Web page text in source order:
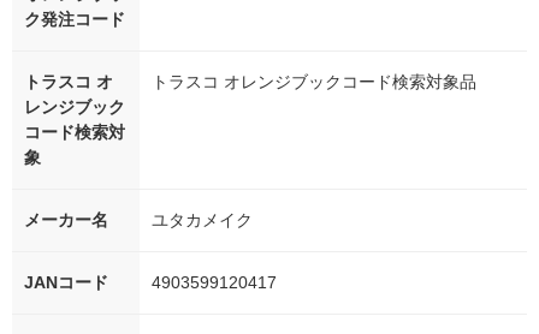
ク発注コード
トラスコ オ
レンジブック
コード検索対
象
トラスコ オレンジブックコード検索対象品
メーカー名 ユタカメイク
JANコード 4903599120417